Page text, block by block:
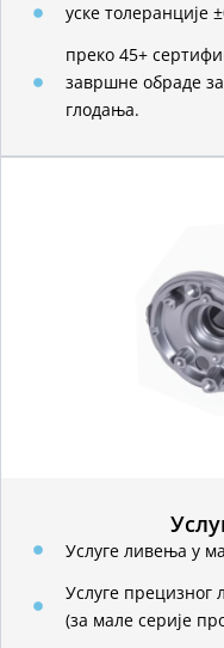
уске толеранције
преко 45+
завршне обраде
глодања.
Услуге ливења у
Услуге
(за мале серије